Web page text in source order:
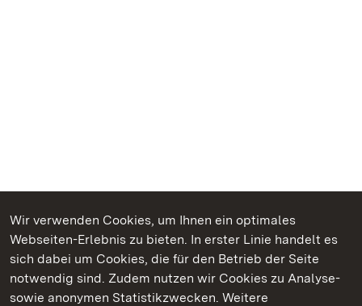
Wir verwenden Cookies, um Ihnen ein optimales
Webseiten-Erlebnis zu bieten. In erster Linie handelt es
sich dabei um Cookies, die für den Betrieb der Seite
notwendig sind. Zudem nutzen wir Cookies zu Analyse-
sowie anonymen Statistikzwecken. Weitere
Kommen. Staunen. Genießen.